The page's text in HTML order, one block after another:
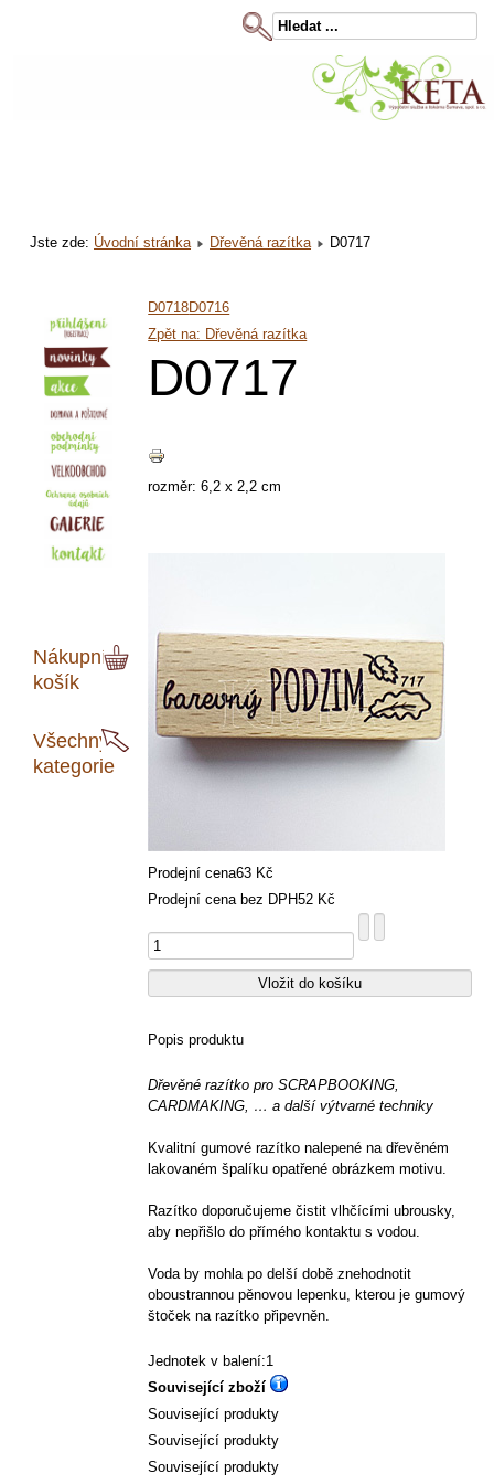
Jste zde: Úvodní stránka Dřevěná razítka D0717
Nákupní
košík
Všechny
kategorie
D0718D0716
Zpět na: Dřevěná razítka
D0717
rozměr: 6,2 x 2,2 cm
Prodejní cena63 Kč
Prodejní cena bez DPH52 Kč
Popis produktu
Dřevěné razítko pro SCRAPBOOKING,
CARDMAKING, … a další výtvarné techniky
Kvalitní gumové razítko nalepené na dřevěném
lakovaném špalíku opatřené obrázkem motivu.
Razítko doporučujeme čistit vlhčícími ubrousky,
aby nepřišlo do přímého kontaktu s vodou.
Voda by mohla po delší době znehodnotit
oboustrannou pěnovou lepenku, kterou je gumový
štoček na razítko připevněn.
Jednotek v balení:1
Související zboží
Související produkty
Související produkty
Související produkty